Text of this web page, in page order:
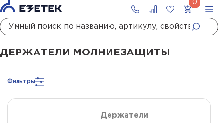
ГлавнаяКаталог МолниезащитаДержатели молниезащиты
ДЕРЖАТЕЛИ МОЛНИЕЗАЩИТЫ
Фильтры
Держатели